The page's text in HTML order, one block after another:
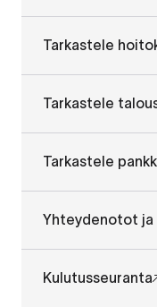
Tarkastele
Tarkastele
Tarkastele
Yhteydenotot ja
Kulutusseuranta